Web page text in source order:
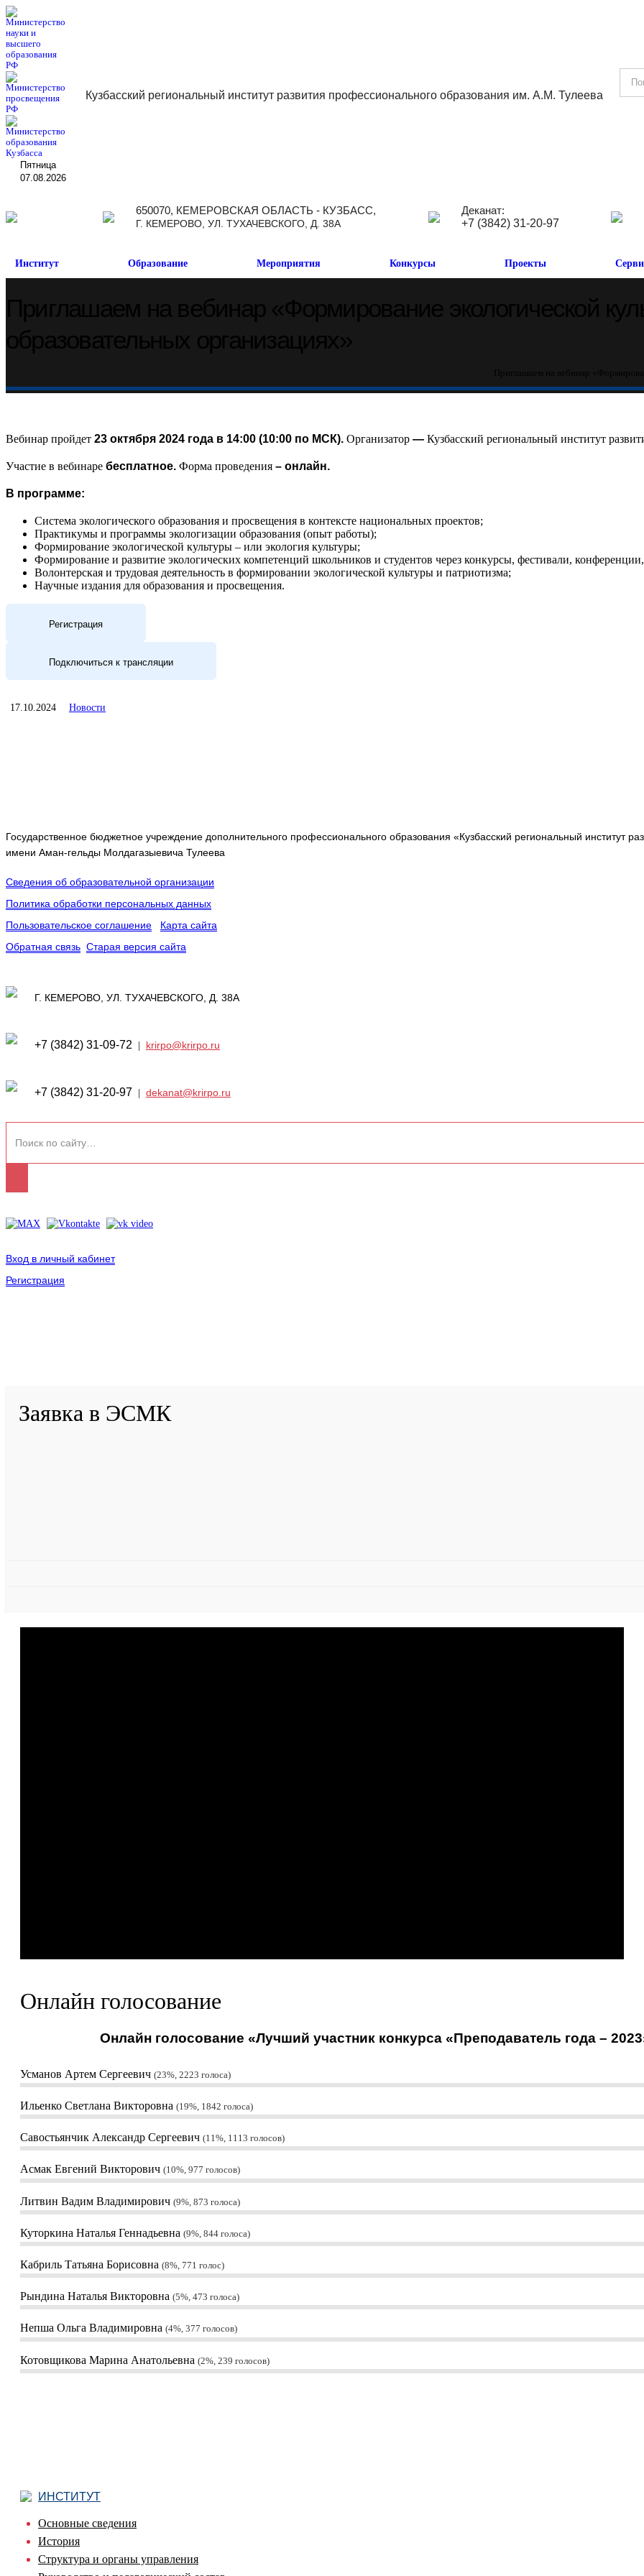
Пятница
07.08.2026
Кузбасский региональный институт развития профессионального образования им. А.М. Тулеева
650070, КЕМЕРОВСКАЯ ОБЛАСТЬ - КУЗБАСС,
Г. КЕМЕРОВО, УЛ. ТУХАЧЕВСКОГО, Д. 38А
Деканат:
+7 (3842) 31-20-97
Институт Образование Мероприятия Конкурсы Проекты
Вебинар пройдет 23 октября 2024 года в 14:00 (10:00 по МСК). Организатор — Кузбасский региональный институт
Участие в вебинаре бесплатное. Форма проведения – онлайн.
В программе:
Система экологического образования и просвещения в контексте национальных проектов;
Практикумы и программы экологизации образования (опыт работы);
Формирование экологической культуры – или экология культуры;
Формирование и развитие экологических компетенций школьников и студентов через конкурсы, фестивали,
Волонтерская и трудовая деятельность в формировании экологической культуры и патриотизма;
Научные издания для образования и просвещения.
Регистрация
Подключиться к трансляции
17.10.2024 Новости
Государственное бюджетное учреждение дополнительного профессионального образования «Кузбасский региональный институт
имени Аман-гельды Молдагазыевича Тулеева
Сведения об образовательной организации
Политика обработки персональных данных
Пользовательское соглашение
Карта сайта
Обратная связь Старая версия сайта
Г. КЕМЕРОВО, УЛ. ТУХАЧЕВСКОГО, Д. 38А
+7 (3842) 31-09-72
| krirpo@krirpo.ru
+7 (3842) 31-20-97 | dekanat@krirpo.ru
Вход в личный кабинет
Регистрация
Заявка в ЭСМК
Онлайн голосование
Онлайн голосование «Лучший участник конкурса «Преподаватель года –
Усманов Артем Сергеевич 23%, 2223 голоса
Ильенко Светлана Викторовна 19%, 1842 голоса
Савостьянчик Александр Сергеевич 11%, 1113 голосов
Асмак Евгений Викторович 10%, 977 голосов
Литвин Вадим Владимирович 9%, 873 голоса
Куторкина Наталья Геннадьевна 9%, 844 голоса
Кабриль Татьяна Борисовна 8%, 771 голос
Рындина Наталья Викторовна 5%, 473 голоса
Непша Ольга Владимировна 4%, 377 голосов
Котовщикова Марина Анатольевна 2%, 239 голосов
ИНСТИТУТ
Основные сведения
История
Структура и органы управления